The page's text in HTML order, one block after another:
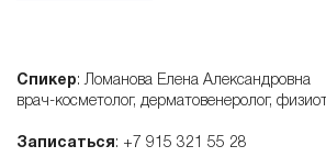
Спикер: Ломанова Елена Александровна
врач-косметолог, дерматовенеролог,
Записаться: +7 915 321 55 28